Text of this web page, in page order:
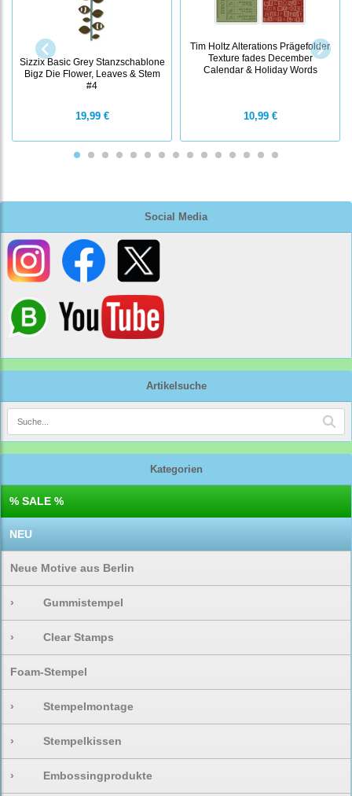
Social Media
Artikelsuche
Kategorien
% SALE %
NEU
Neue Motive aus Berlin
› Gummistempel
› Clear Stamps
Foam-Stempel
› Stempelmontage
› Stempelkissen
› Embossingprodukte
Sizzix Basic Grey Stanzschablone
Bigz Die Flower, Leaves & Stem
#4
19,99 €
Tim Holtz Alterations Prägefolder
Texture fades December
Calendar & Holiday Words
10,99 €